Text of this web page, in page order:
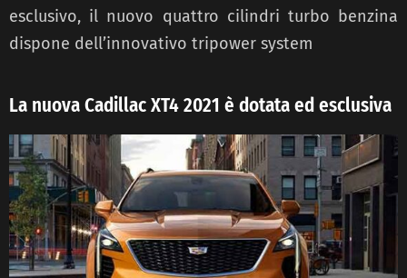
esclusivo, il nuovo quattro cilindri turbo benzina
dispone dell’innovativo tripower system
La nuova Cadillac XT4 2021 è dotata ed esclusiva